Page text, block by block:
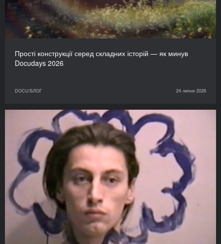
Прості конструкції серед складних історій — як минув
Docudays 2026
DOCU/БЛОГ 24 липня 2026